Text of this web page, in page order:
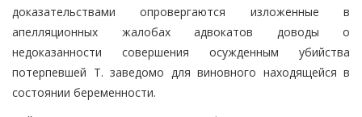
доказательствами опровергаются изложенные в
апелляционных жалобах адвокатов доводы о
недоказанности совершения осужденным убийства
потерпевшей Т. заведомо для виновного находящейся в
состоянии беременности.